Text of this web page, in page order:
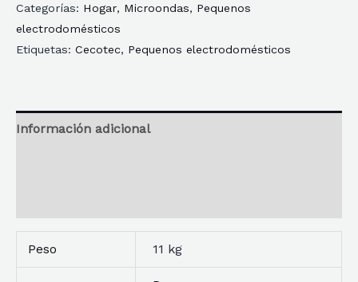
RETRO
BLUE
cantidad
Categorías: Hogar, Microondas, Pequenos
electrodomésticos
Etiquetas: Cecotec, Pequenos electrodomésticos
Información adicional
Peso 11 kg